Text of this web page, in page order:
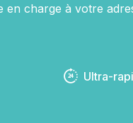
en charge à votre
Ultra-